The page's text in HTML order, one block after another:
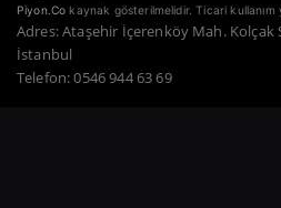
Piyon.Co kaynak gösterilmelidir. Ticari kullanım
Adres: Ataşehir İçerenköy Mah. Kolçak
İstanbul
Telefon: 0546 944 63 69